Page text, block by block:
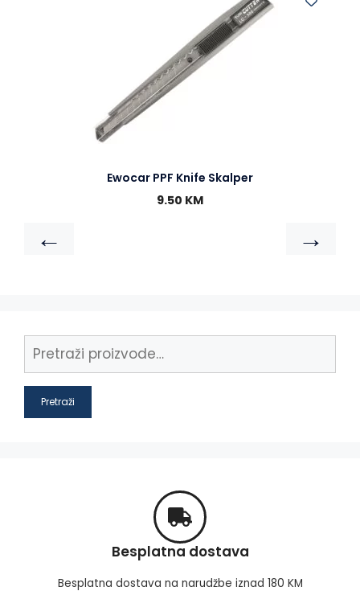
Ewocar PPF Knife Skalper
9.50 KM
← →
Pretraži
Besplatna dostava
Besplatna dostava na narudžbe iznad 180 KM